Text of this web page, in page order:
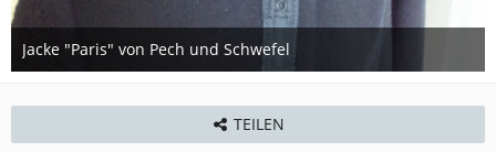
Jacke "Paris" von Pech und Schwefel
6. November 2017
TEILEN